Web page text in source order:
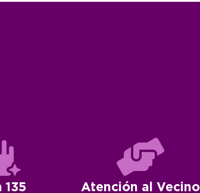
135 Atención al Vecino